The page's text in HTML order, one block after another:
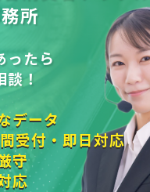
所
ったら
談！
データ
受付・即日対応
守
応